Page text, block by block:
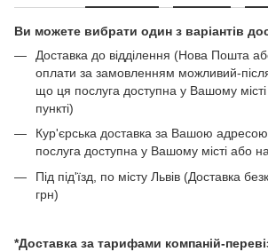
Ви можете вибрати один з варіантів
Доставка до відділення (Нова Пошта
оплати за замовленням можливий-
що ця послуга доступна у Вашому
пункті)
Кур'єрська доставка за Вашою
послуга доступна у Вашому місті або
Під під'їзд, по місту Львів (Доставка
грн)
*Доставка за тарифами компаній-